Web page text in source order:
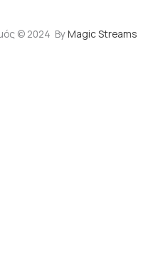
© 2024 ByMagic Streams